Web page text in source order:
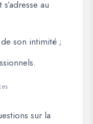
au
son intimité ;
sur la